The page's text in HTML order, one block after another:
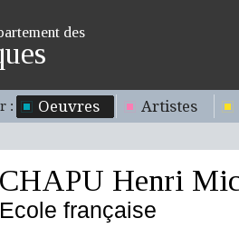
des
: Oeuvres Artistes
CHAPU Henri
Ecole française